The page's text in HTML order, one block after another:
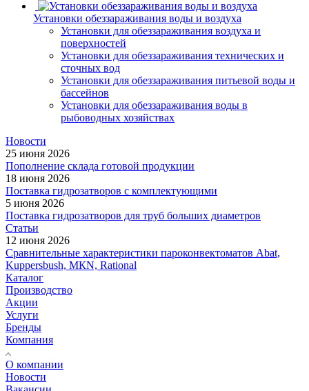
Установки обеззараживания воды и воздуха
Установки для обеззараживания воздуха и
поверхностей
Установки для обеззараживания технических и
сточных вод
Установки для обеззараживания питьевой воды и
бассейнов
Установки для обеззараживания воды в
рыбоводных хозяйствах
Новости
25 июня 2026
Пополнение склада готовой продукции
18 июня 2026
Поставка гидрозатворов с комплектующими
5 июня 2026
Поставка гидрозатворов для труб больших диаметров
Статьи
12 июня 2026
Сравнительные характеристики пароконвектоматов Abat,
Kuppersbush, МКN, Rational
Каталог
Производство
Акции
Услуги
Бренды
Компания
О компании
Новости